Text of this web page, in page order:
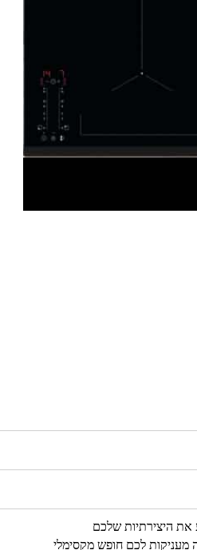
את היצירתיות שלכם
מעניקות לכם חופש מקסימלי